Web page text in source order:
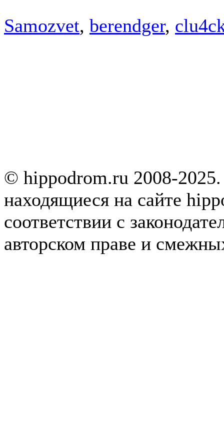
Samozvet, berendger,
© hippodrom.ru 2008-
находящиеся на сайте
соответствии с
авторском праве и